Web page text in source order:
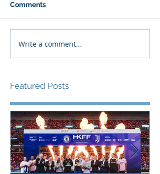
Comments
Write a comment...
Featured Posts